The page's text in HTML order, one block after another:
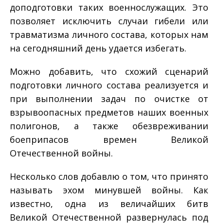
доподготовки таких военнослужащих. Это
позволяет исключить случаи гибели или
травматизма личного состава, которых нам
на сегодняшний день удается избегать.
Можно добавить, что схожий сценарий
подготовки личного состава реализуется и
при выполнении задач по очистке от
взрывоопасных предметов наших военных
полигонов, а также обезвреживании
боеприпасов времен Великой
Отечественной войны.
Несколько слов добавлю о том, что принято
называть эхом минувшей войны. Как
известно, одна из величайших битв
Великой Отечественной развернулась под